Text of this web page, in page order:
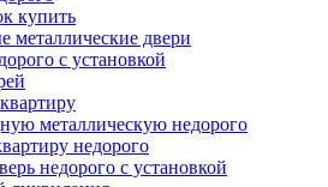
купить
металлические двери
с установкой
металлическую недорого
недорого
недорого с установкой